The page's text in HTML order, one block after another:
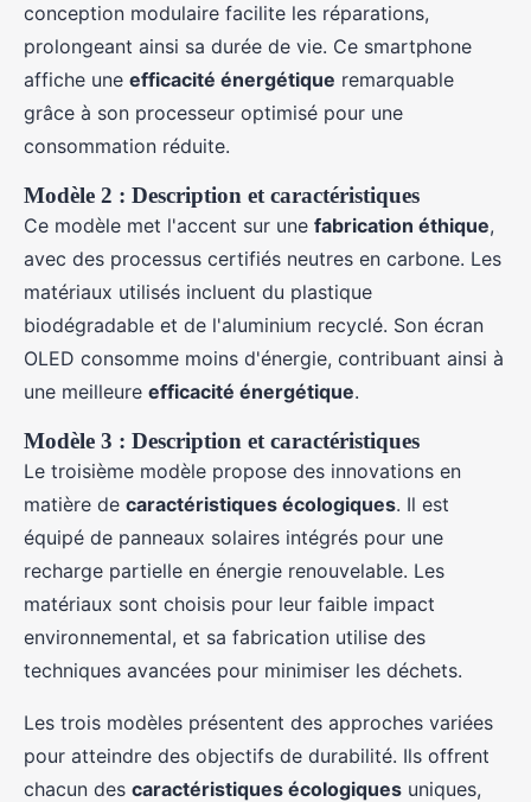
conception modulaire facilite les réparations,
prolongeant ainsi sa durée de vie. Ce smartphone
affiche une efficacité énergétique remarquable
grâce à son processeur optimisé pour une
consommation réduite.
Modèle 2 : Description et caractéristiques
Ce modèle met l'accent sur une fabrication éthique,
avec des processus certifiés neutres en carbone. Les
matériaux utilisés incluent du plastique
biodégradable et de l'aluminium recyclé. Son écran
OLED consomme moins d'énergie, contribuant ainsi à
une meilleure efficacité énergétique.
Modèle 3 : Description et caractéristiques
Le troisième modèle propose des innovations en
matière de caractéristiques écologiques. Il est
équipé de panneaux solaires intégrés pour une
recharge partielle en énergie renouvelable. Les
matériaux sont choisis pour leur faible impact
environnemental, et sa fabrication utilise des
techniques avancées pour minimiser les déchets.
Les trois modèles présentent des approches variées
pour atteindre des objectifs de durabilité. Ils offrent
chacun des caractéristiques écologiques uniques,